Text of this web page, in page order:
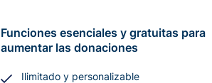
Funciones esenciales y gratuitas para
aumentar las donaciones
Ilimitado y personalizable